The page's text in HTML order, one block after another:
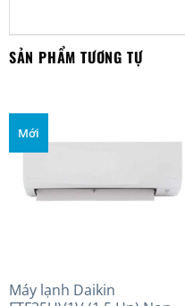
SẢN PHẨM TƯƠNG TỰ
Mới
Máy lạnh Daikin